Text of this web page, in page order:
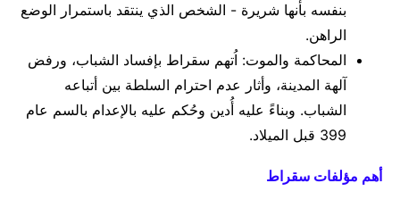
بنفسه بأنها شريرة - الشخص الذي ينتقد باستمرار الوضع
الراهن.
المحاكمة والموت: اُتهم سقراط بإفساد الشباب، ورفض
آلهة المدينة، وأثار عدم احترام السلطة بين أتباعه
الشباب. وبناءً عليه أُدين وحُكم عليه بالإعدام بالسم عام
399 قبل الميلاد.
أهم مؤلفات سقراط